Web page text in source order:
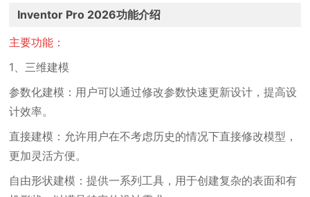
Inventor Pro 2026功能介绍
主要功能：
1、三维建模
参数化建模：用户可以通过修改参数快速更新设计，提高设
计效率。
直接建模：允许用户在不考虑历史的情况下直接修改模型，
更加灵活方便。
自由形状建模：提供一系列工具，用于创建复杂的表面和有